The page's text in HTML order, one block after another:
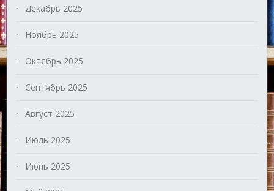
Декабрь 2025
Ноябрь 2025
Октябрь 2025
Сентябрь 2025
Август 2025
Июль 2025
Июнь 2025